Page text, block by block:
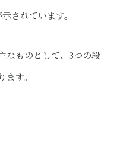
されています。
なものとして、3つの段
す。